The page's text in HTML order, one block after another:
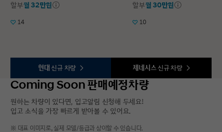
할부월 32만원
14
할부월 30만원
10
현대 신규 차량 제네시스 신규 차량
Coming Soon 판매예정차량
원하는 차량이 있다면, 입고알림 신청해 두세요!
입고 소식을 가장 빠르게 받아볼 수 있어요.
※ 대표 이미지로, 실제 모델/등급과 상이할 수 있습니다.